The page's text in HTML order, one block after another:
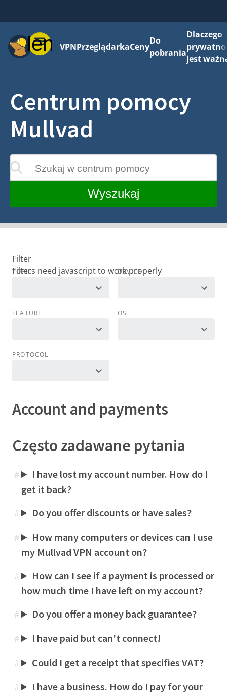
MenuVPNPrzeglądarkaCeny
Do
pobrania
Dlaczego
jest
Centrum pomocy
Mullvad
Szukaj w centrum pomocy
w miarę wprowadzania
Wyszukaj
Filter
TOPIC DEVICE
FEATURE OS
PROTOCOL
Account and payments
Często zadawane pytania
#
I have lost my account number. How do I
get it back?
# Do you offer discounts or have sales?
#
How many computers or devices can I use
my Mullvad VPN account on?
#
How can I see if a payment is processed or
how much time I have left on my account?
# Do you offer a money back guarantee?
# I have paid but can't connect!
# Could I get a receipt that specifies VAT?
#
I have a business. How do I pay for your